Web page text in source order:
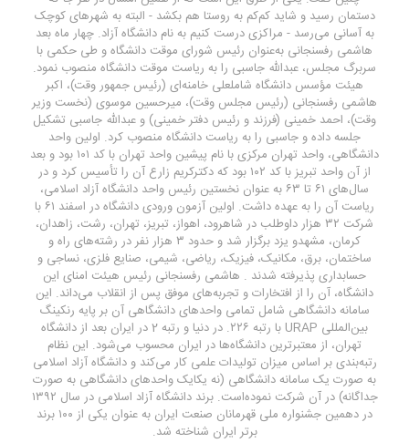
دستمان رسید و شاید کم‌کم به روستا هم بکشد - البته به شهرهای کوچک
به آسانی می‌رسد - مراکزی درست کنیم به نام دانشگاه آزاد. چهار ماه بعد
هاشمی رفسنجانی به‌عنوان رئیس شورای موقت دانشگاه و طی حکمی با
سربرگ مجلس، عبدالله جاسبی را به ریاست موقت دانشگاه منصوب نمود.
هیئت مؤسس دانشگاه شاملعلی خامنه‌ای (رئیس جمهور وقت)، اکبر
هاشمی رفسنجانی (رئیس مجلس وقت)، میرحسین موسوی (نخست وزیر
وقت)، احمد خمینی (فرزند و رئیس دفتر خمینی) و عبدالله جاسبی تشکیل
جلسه داده و جاسبی را به ریاست دانشگاه منصوب کرد. اولین واحد
دانشگاهی، واحد تهران مرکزی با نام پیشین واحد تهران با کد ۱۰۱ بود و بعد
از آن واحد تبریز با کد ۱۰۲ بود که دکترکریم زارع آن را تأسیس کرد و در
سال‌های ۶۱ تا ۶۳ به عنوان نخستین رئیس واحد دانشگاه آزاد اسلامی،
ریاست آن را به عهده داشت. اولین آزمون ورودی دانشگاه در اسفند ۶۱ با
شرکت ۳۲ هزار داوطلب در شاهرود، اهواز، تبریز، تهران، رشت، زاهدان،
کرمان، مشهدو یزد برگزار شد و حدود ۳ هزار نفر در رشته‌های راه و
ساختمان، برق، مکانیک، فیزیک، ریاضی، شیمی، صنایع فلزی، نساجی و
حسابداری پذیرفته شدند . هاشمی رفسنجانی رئیس هیئت امنای این
دانشگاه، آن را از افتخارات و تجربه‌های موفق پس از انقلاب می‌داند. این
سامانه دانشگاهی شامل تمامی واحدهای دانشگاهی آن بر پایه رنکینگ
بین‌المللی URAP با رتبه ۲۲۶. در دنیا و رتبه 2 در ایران بعد از دانشگاه
تهران، از معتبرترین دانشگاه‌ها در ایران محسوب می‌شود. این نظام
رتبه‌بندی بر اساس میزان تولیدات علمی کار می‌کند و دانشگاه آزاد اسلامی
به صورت یک سامانه دانشگاهی (نه یکایک واحدهای دانشگاهی به صورت
جداگانه) در آن شرکت نموده‌است. برند دانشگاه آزاد اسلامی در سال ۱۳۹۲
در دهمین جشنواره ملی قهرمانان صنعت ایران به عنوان یکی از ۱۰۰ برند
برتر ایران شناخته شد.